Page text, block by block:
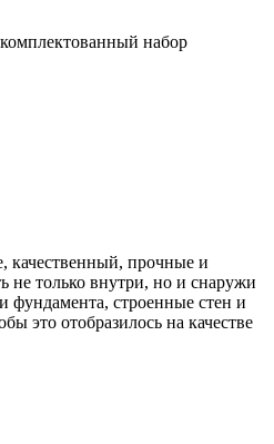
набор
качественный, прочные и
не только внутри, но и снаружи
фундамента, строенные стен и
это отобразилось на качестве